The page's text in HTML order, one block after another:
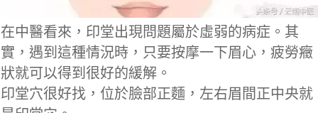
在中醫看來，印堂出現問題屬於虛弱的病症。其
實，遇到這種情況時，只要按摩一下眉心，疲勞癥
狀就可以得到很好的緩解。
印堂穴很好找，位於臉部正麵，左右眉間正中央就